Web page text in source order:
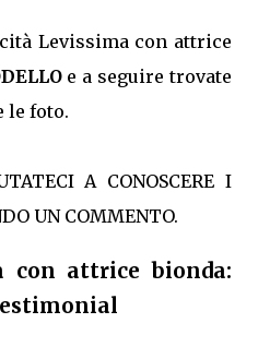
Levissima con attrice
e a seguire trovate
le foto.
A CONOSCERE I
UN COMMENTO.
con attrice bionda: